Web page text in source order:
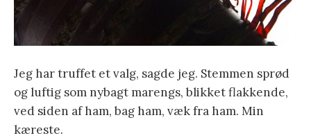
Jeg har truffet et valg, sagde jeg. Stemmen sprød
og luftig som nybagt marengs, blikket flakkende,
ved siden af ham, bag ham, væk fra ham. Min
kæreste.